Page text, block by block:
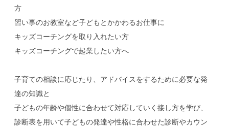
方
習い事のお教室など子どもとかかわるお仕事に
キッズコーチングを取り入れたい方
キッズコーチングで起業したい方へ
子育ての相談に応じたり、アドバイスをするために必要な発
達の知識と
子どもの年齢や個性に合わせて対応していく接し方を学び、
診断表を用いて子どもの発達や性格に合わせた診断やカウン